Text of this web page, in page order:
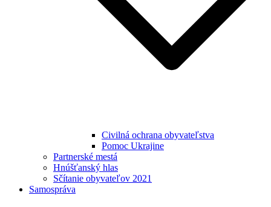
Civilná ochrana obyvateľstva
Pomoc Ukrajine
Partnerské mestá
Hnúšťanský hlas
Sčítanie obyvateľov 2021
Samospráva